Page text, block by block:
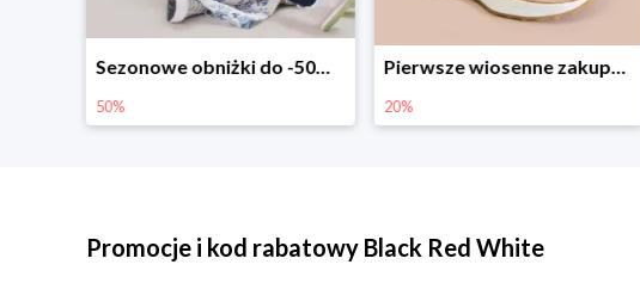
20%
-30% na wszystko!!
30%
Promocje i kod rabatowy Black Red White